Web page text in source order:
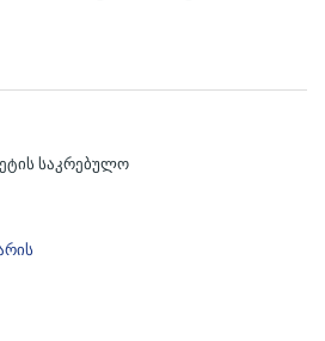
საკრებულო